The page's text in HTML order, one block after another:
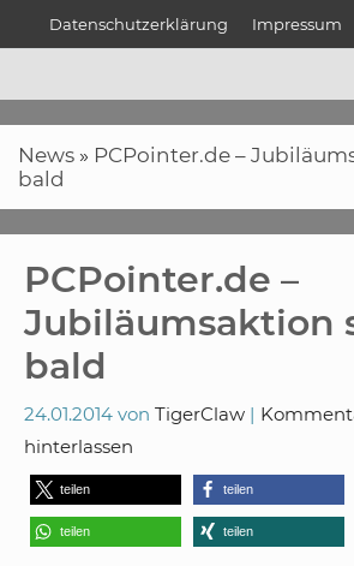
Datenschutzerklärung Impressum
News » PCPointer.de –
bald
PCPointer.de –
Jubiläumsaktion
bald
24.01.2014 von TigerClaw
hinterlassen
teilen teilen
teilen teilen